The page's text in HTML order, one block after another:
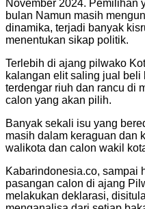
November 2024. Pemilihan
bulan Namun masih
dinamika, terjadi banyak
menentukan sikap politik.
Terlebih di ajang pilwako
kalangan elit saling jual
terdengar riuh dan rancu di
calon yang akan pilih.
Banyak sekali isu yang
masih dalam keraguan dan
walikota dan calon wakil
Kabarindonesia.co, sampai
pasangan calon di ajang
melakukan deklarasi,